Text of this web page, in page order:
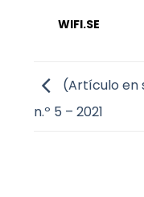
WIFI.SE
(Artículo en
n.º 5 – 2021